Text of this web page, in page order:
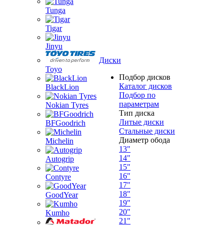
Tunga
Tigar
Jinyu
Toyo
BlackLion
Nokian Tyres
BFGoodrich
Michelin
Autogrip
Contyre
GoodYear
Kumho
Диски
Подбор дисков
Каталог дисков
Подбор по
параметрам
Тип диска
Литые диски
Стальные диски
Диаметр обода
13"
14"
15"
16"
17"
18"
19"
20"
21"